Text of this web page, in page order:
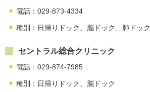
電話：029-873-4334
種別：日帰りドック、脳ドック、肺ドック
セントラル総合クリニック
電話：029-874-7985
種別：日帰りドック、脳ドック